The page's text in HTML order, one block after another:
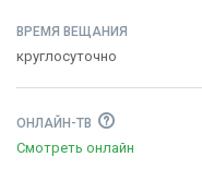
ВРЕМЯ ВЕЩАНИЯ
круглосуточно
ОНЛАЙН-ТВ
Смотреть онлайн